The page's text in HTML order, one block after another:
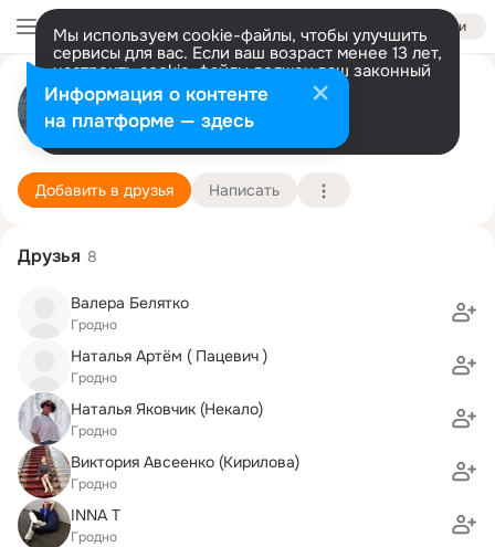
Войти
Мы используем cookie-файлы, чтобы улучшить
сервисы для вас. Если ваш возраст менее 13 лет,
настроить cookie-файлы должен ваш законный
представитель. Больше информации
Разрешить все Настроить
Мария Павельева
г. Лангепас (Ханты-Мансийский Автономный
22 школа
Подробнее
Добавить в друзья Написать
Друзья 8
Валера Белятко
Гродно
Наталья Артём ( Пацевич )
Гродно
Наталья Яковчик (Некало)
Гродно
Виктория Авсеенко (Кирилова)
Гродно
INNA T
Гродно
Информация о контенте
на платформе — здесь